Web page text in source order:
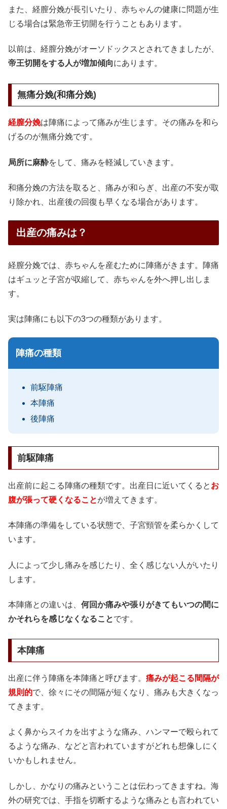
また、経膣分娩が長引いたり、赤ちゃんの健康に問題が生
じる場合は緊急帝王切開を行うこともあります。
以前は、経膣分娩がオーソドックスとされてきましたが、
帝王切開をする人が増加傾向にあります。
無痛分娩(和痛分娩)
経膣分娩は陣痛によって痛みが生じます。その痛みを和ら
げるのが無痛分娩です。
局所に麻酔をして、痛みを軽減していきます。
和痛分娩の方法を取ると、痛みが和らぎ、出産の不安が取
り除かれ、出産後の回復も早くなる場合があります。
出産の痛みは？
経膣分娩では、赤ちゃんを産むために陣痛がきます。陣痛
はギュッと子宮が収縮して、赤ちゃんを外へ押し出しま
す。
実は陣痛にも以下の3つの種類があります。
陣痛の種類
前駆陣痛
本陣痛
後陣痛
前駆陣痛
出産前に起こる陣痛の種類です。出産日に近いてくると お
腹が張って硬くなることが増えてきます。
本陣痛の準備をしている状態で、子宮頸管を柔らかくして
います。
人によって少し痛みを感じたり、全く感じない人がいたり
します。
本陣痛との違いは、 何回か痛みや張りがきてもいつの間に
かそれらを感じなくなることです。
本陣痛
出産に伴う陣痛を本陣痛と呼びます。 痛みが起こる間隔が
規則的で、徐々にその間隔が短くなり、痛みも大きくなっ
てきます。
よく鼻からスイカを出すような痛み、ハンマーで殴られて
るような痛み、などと言われていますがどれも想像しにく
いかもしれません。
しかし、かなりの痛みということは伝わってきますね。海
外の研究では、手指を切断するような痛みとも言われてい